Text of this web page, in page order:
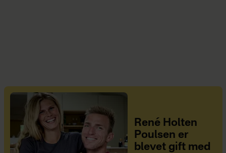
René Holten
Poulsen er
blevet gift med